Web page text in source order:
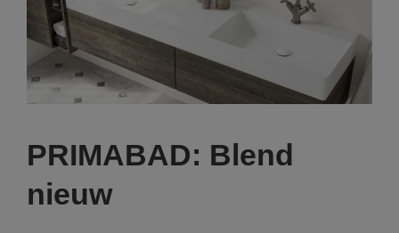
PRIMABAD: Blend
nieuw